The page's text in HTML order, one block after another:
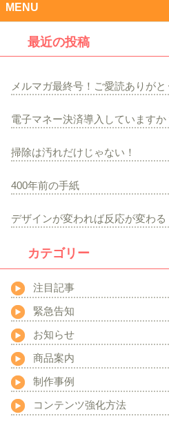
MENU
最近の投稿
メルマガ最終号！ご愛読ありが
電子マネー決済導入していますか
掃除は汚れだけじゃない！
400年前の手紙
デザインが変われば反応が変わる
カテゴリー
注目記事
緊急告知
お知らせ
商品案内
制作事例
コンテンツ強化方法